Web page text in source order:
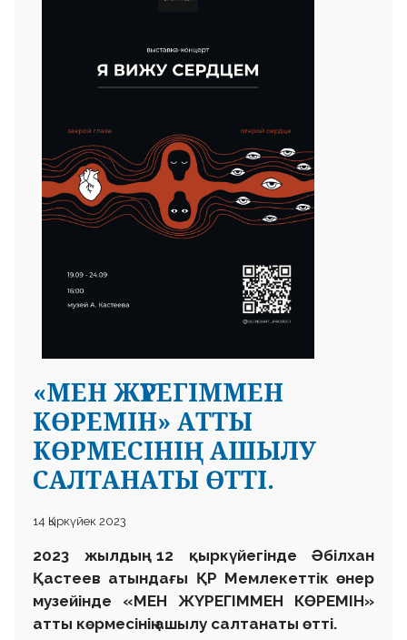
«МЕН ЖҮРЕГІММЕН
КӨРЕМІН» АТТЫ
КӨРМЕСІНІҢ АШЫЛУ
САЛТАНАТЫ ӨТТІ.
14 Қыркүйек 2023
2023 жылдың 12 қыркүйегінде Әбілхан
Қастеев атындағы ҚР Мемлекеттік өнер
музейінде «МЕН ЖҮРЕГІММЕН КӨРЕМІН»
атты көрмесінің ашылу салтанаты өтті.